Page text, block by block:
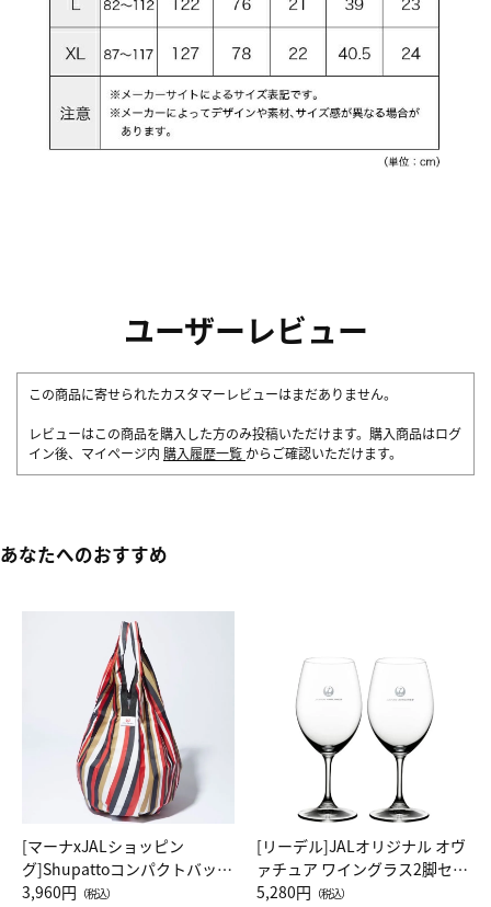
ユーザーレビュー
この商品に寄せられたカスタマーレビューはまだありません。
レビューはこの商品を購入した方のみ投稿いただけます。購入商品はログ
イン後、マイページ内 購入履歴一覧 からご確認いただけます。
あなたへのおすすめ
[マーナxJALショッピン
グ]Shupattoコンパクトバッグ
Drop JAL客室乗務員（LC）ス
3,960円 （税込）
[リーデル]JALオリジナル オヴ
ァチュア ワイングラス2脚セッ
ト（レッドワイン）
5,280円 （税込）